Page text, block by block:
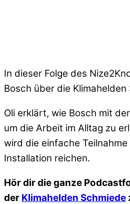
In dieser Folge des
Bosch über die
Oli erklärt, wie Bosch mit
um die Arbeit im Alltag zu
wird die einfache
Installation reichen.
Hör dir die ganze
der Klimahelden Schmiede